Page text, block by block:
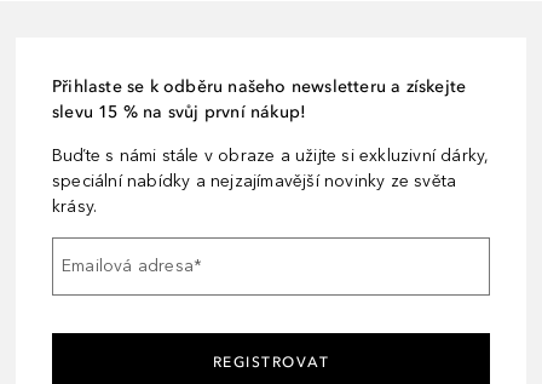
Přihlaste se k odběru našeho newsletteru a získejte
slevu 15 % na svůj první nákup!
Buďte s námi stále v obraze a užijte si exkluzivní dárky,
speciální nabídky a nejzajímavější novinky ze světa
krásy.
Emailová adresa*
REGISTROVAT